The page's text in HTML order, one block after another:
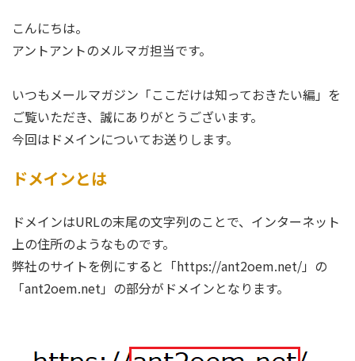
こんにちは。
アントアントのメルマガ担当です。
いつもメールマガジン「ここだけは知っておきたい編」を
ご覧いただき、誠にありがとうございます。
今回はドメインについてお送りします。
ドメインとは
ドメインはURLの末尾の文字列のことで、インターネット
上の住所のようなものです。
弊社のサイトを例にすると「https://ant2oem.net/」の
「ant2oem.net」の部分がドメインとなります。